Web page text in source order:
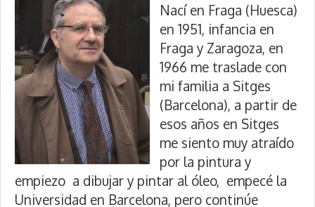
Nací en Fraga (Huesca)
en 1951, infancia en
Fraga y Zaragoza, en
1966 me traslade con
mi familia a Sitges
(Barcelona), a partir de
esos años en Sitges
me siento muy atraído
por la pintura y
empiezo a dibujar y pintar al óleo, empecé la
Universidad en Barcelona, pero continúe